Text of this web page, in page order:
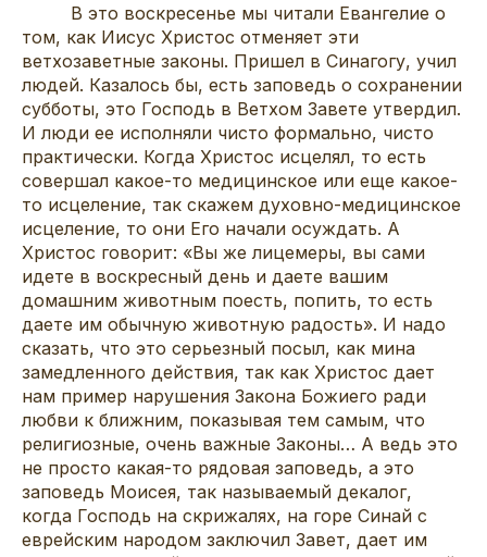
В это воскресенье мы читали Евангелие о
том, как Иисус Христос отменяет эти
ветхозаветные законы. Пришел в Синагогу, учил
людей. Казалось бы, есть заповедь о сохранении
субботы, это Господь в Ветхом Завете утвердил.
И люди ее исполняли чисто формально, чисто
практически. Когда Христос исцелял, то есть
совершал какое-то медицинское или еще какое-
то исцеление, так скажем духовно-медицинское
исцеление, то они Его начали осуждать. А
Христос говорит: «Вы же лицемеры, вы сами
идете в воскресный день и даете вашим
домашним животным поесть, попить, то есть
даете им обычную животную радость». И надо
сказать, что это серьезный посыл, как мина
замедленного действия, так как Христос дает
нам пример нарушения Закона Божиего ради
любви к ближним, показывая тем самым, что
религиозные, очень важные Законы… А ведь это
не просто какая-то рядовая заповедь, а это
заповедь Моисея, так называемый декалог,
когда Господь на скрижалях, на горе Синай с
еврейским народом заключил Завет, дает им